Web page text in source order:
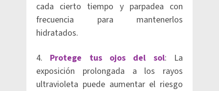
cada cierto tiempo y parpadea con
frecuencia para mantenerlos
hidratados.
4. Protege tus ojos del sol: La
exposición prolongada a los rayos
ultravioleta puede aumentar el riesgo